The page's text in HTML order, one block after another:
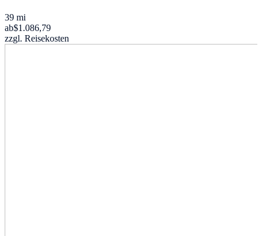
39 mi
ab$1.086,79
zzgl. Reisekosten